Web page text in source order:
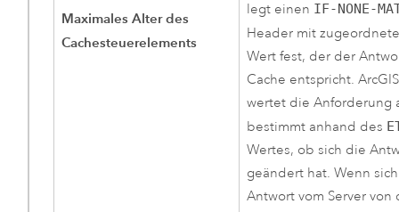
Maximales Alter des
Cachesteuerelements
legt einen IF-NONE-
Header mit
Wert fest, der der
Cache entspricht.
wertet die Anforderung
bestimmt anhand des
Wertes, ob sich die
geändert hat. Wenn
Antwort vom Server von